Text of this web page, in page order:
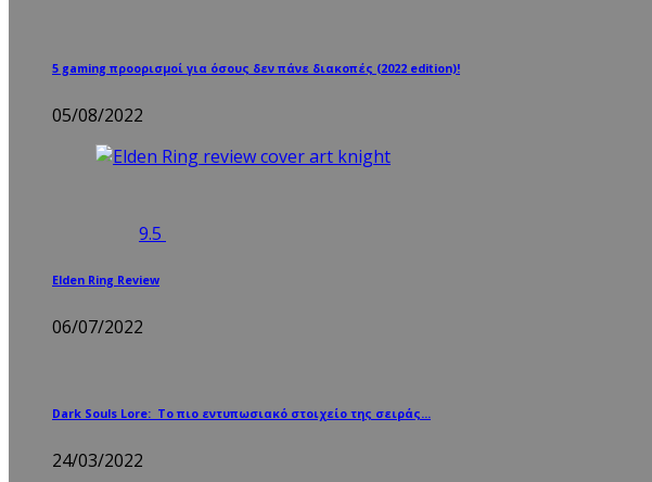
5 gaming προορισμοί για όσους δεν πάνε διακοπές (2022 edition)!
05/08/2022
9.5
Elden Ring Review
06/07/2022
Dark Souls Lore: Το πιο εντυπωσιακό στοιχείο της σειράς…
24/03/2022